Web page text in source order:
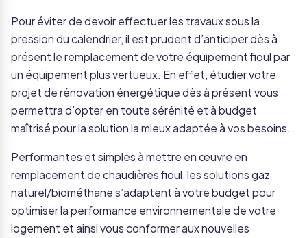
Pour éviter de devoir effectuer les travaux sous la
pression du calendrier, il est prudent d’anticiper dès à
présent le remplacement de votre équipement fioul par
un équipement plus vertueux. En effet, étudier votre
projet de rénovation énergétique dès à présent vous
permettra d’opter en toute sérénité et à budget
maîtrisé pour la solution la mieux adaptée à vos besoins.
Performantes et simples à mettre en œuvre en
remplacement de chaudières fioul, les solutions gaz
naturel/biométhane s’adaptent à votre budget pour
optimiser la performance environnementale de votre
logement et ainsi vous conformer aux nouvelles